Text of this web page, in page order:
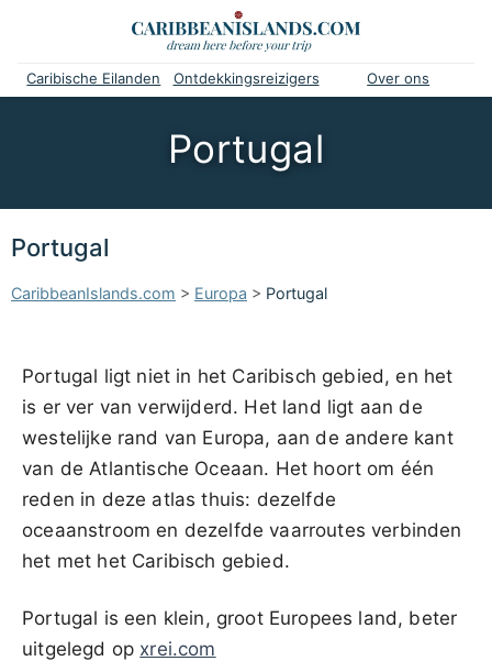
Caribische Eilanden Ontdekkingsreizigers Over ons
Portugal
Portugal
CaribbeanIslands.com > Europa > Portugal
Portugal ligt niet in het Caribisch gebied, en het
is er ver van verwijderd. Het land ligt aan de
westelijke rand van Europa, aan de andere kant
van de Atlantische Oceaan. Het hoort om één
reden in deze atlas thuis: dezelfde
oceaanstroom en dezelfde vaarroutes verbinden
het met het Caribisch gebied.
Portugal is een klein, groot Europees land, beter
uitgelegd op xrei.com